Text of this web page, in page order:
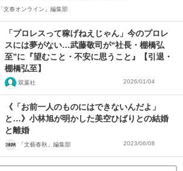
「文春オンライン」編集部
「プロレスって稼げねえじゃん」今のプロレ
スには夢がない…武藤敬司が“社長・棚橋弘
至”に『望むこと・不安に思うこと』【引退・
棚橋弘至】
双葉社 2026/01/04
《「お前一人のものにはできないんだよ」
と…》小林旭が明かした美空ひばりとの結婚
と離婚
「文藝春秋」編集部 2023/06/08